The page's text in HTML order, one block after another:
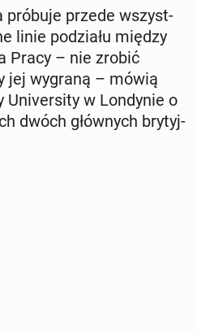
próbuje przede wszyst­
linie po­dzia­łu między
Pracy – nie zrobić
jej wygraną – mówią
Uni­ver­si­ty w Lon­dy­nie o
dwóch głów­nych bry­tyj­